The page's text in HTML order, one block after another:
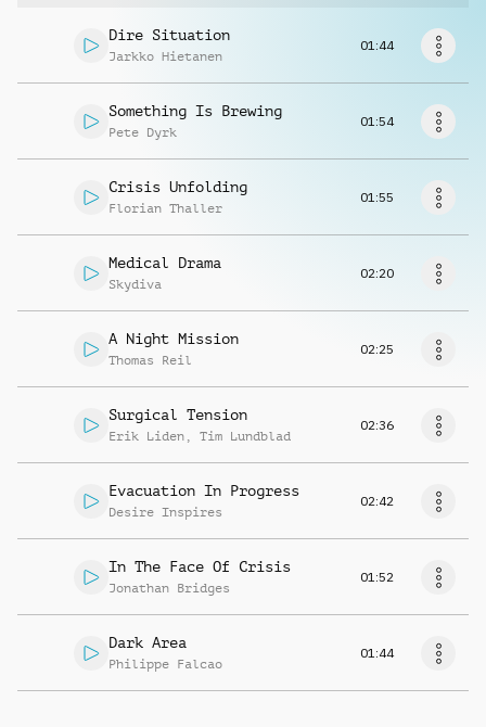
Richiedi musica
Dire Situation
Jarkko Hietanen
01:44
Something Is Brewing
Pete Dyrk
01:54
Crisis Unfolding
Florian Thaller
01:55
Medical Drama
Skydiva
02:20
A Night Mission
Thomas Reil
02:25
Surgical Tension
Erik Liden , Tim Lundblad
02:36
Evacuation In Progress
Desire Inspires
02:42
In The Face Of Crisis
Jonathan Bridges
01:52
Dark Area
Philippe Falcao
01:44